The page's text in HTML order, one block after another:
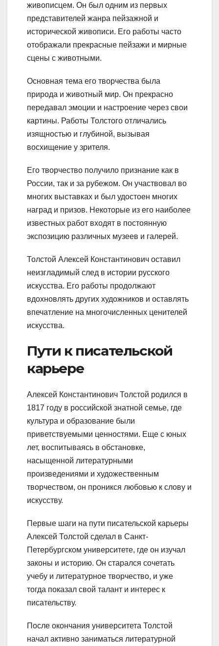
живописцем. Он был одним из первых
представителей жанра пейзажной и
исторической живописи. Его работы часто
отображали прекрасные пейзажи и мирные
сцены с животными.
Основная тема его творчества была
природа и животный мир. Он прекрасно
передавал эмоции и настроение через свои
картины. Работы Толстого отличались
изящностью и глубиной, вызывая
восхищение у зрителя.
Его творчество получило признание как в
России, так и за рубежом. Он участвовал во
многих выставках и был удостоен многих
наград и призов. Некоторые из его наиболее
известных работ входят в постоянную
экспозицию различных музеев и галерей.
Толстой Алексей Константинович оставил
неизгладимый след в истории русского
искусства. Его работы продолжают
вдохновлять других художников и оставлять
впечатление на многочисленных ценителей
искусства.
Пути к писательской
карьере
Алексей Константинович Толстой родился в
1817 году в российской знатной семье, где
культура и образование были
приветствуемыми ценностями. Еще с юных
лет, воспитываясь в обстановке,
насыщенной литературными
произведениями и художественным
творчеством, он проникся любовью к слову и
искусству.
Первые шаги на пути писательской карьеры
Алексей Толстой сделал в Санкт-
Петербургском университете, где он изучал
законы и историю. Он старался сочетать
учебу и литературное творчество, и уже
тогда показал свой талант и интерес к
писательству.
После окончания университета Толстой
начал активно заниматься литературной